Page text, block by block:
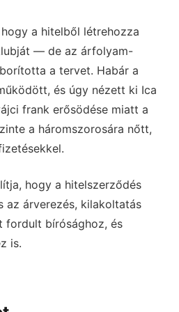
a hitelből létrehozza
— de az árfolyam-
a tervet. Habár a
és úgy nézett ki Ica
frank erősödése miatt a
a háromszorosára nőtt,
hogy a hitelszerződés
az árverezés, kilakoltatás
fordult bírósághoz, és
is.